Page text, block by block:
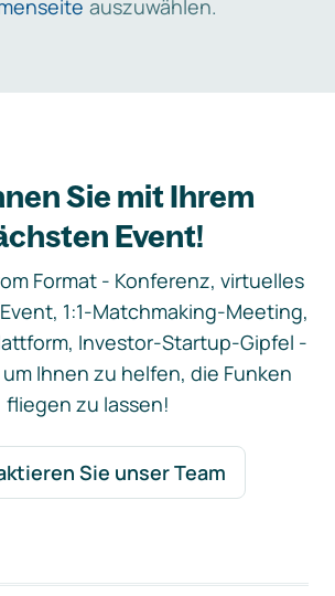
auszuwählen.
Sie mit Ihrem
Event!
Format - Konferenz, virtuelles
1:1-Matchmaking-Meeting,
Investor-Startup-Gipfel -
Ihnen zu helfen, die Funken
fliegen zu lassen!
Sie unser Team